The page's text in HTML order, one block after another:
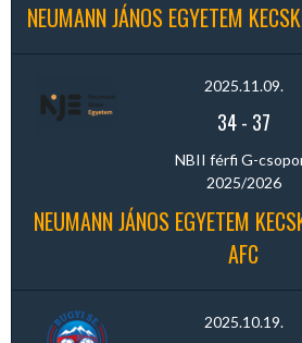
NEUMANN JÁNOS EGYETEM
2025.11.09.
34- 37
NBII férfi G-
2025/2026
NEUMANN JÁNOS EGYETEM
AFC
2025.10.19.